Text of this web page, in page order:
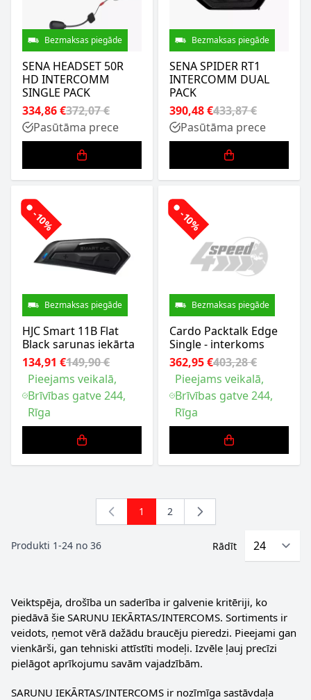
Bezmaksas piegāde
SENA HEADSET 50R
HD INTERCOMM
SINGLE PACK
334,86 €372,07 €
Pasūtāma prece
Bezmaksas piegāde
SENA SPIDER RT1
INTERCOMM DUAL
PACK
390,48 €433,87 €
Pasūtāma prece
-10%
Bezmaksas piegāde
HJC Smart 11B Flat
Black sarunas iekārta
134,91 €149,90 €
Pieejams veikalā,
Brīvības gatve 244,
Rīga
-10%
Bezmaksas piegāde
Cardo Packtalk Edge
Single - interkoms
362,95 €403,28 €
Pieejams veikalā,
Brīvības gatve 244,
Rīga
Produkti 1-24 no 36
You're currently reading page
1 Lapa
2
Rādīt
Veiktspēja, drošība un saderība ir galvenie kritēriji, ko
piedāvā šie SARUNU IEKĀRTAS/INTERCOMS. Sortiments ir
veidots, ņemot vērā dažādu braucēju pieredzi. Pieejami gan
vienkārši, gan tehniski attīstīti modeļi. Izvēle ļauj precīzi
pielāgot aprīkojumu savām vajadzībām.
SARUNU IEKĀRTAS/INTERCOMS ir nozīmīga sastāvdaļa